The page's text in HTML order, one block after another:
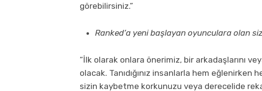
görebilirsiniz.”
Ranked’a yeni başlayan oyunculara olan
“İlk olarak onlara önerimiz, bir arkadaşlarını
olacak. Tanıdığınız insanlarla hem eğlenirken
sizin kaybetme korkunuzu veya derecelide